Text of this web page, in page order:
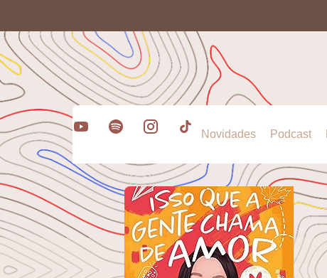
Novidades Podcast